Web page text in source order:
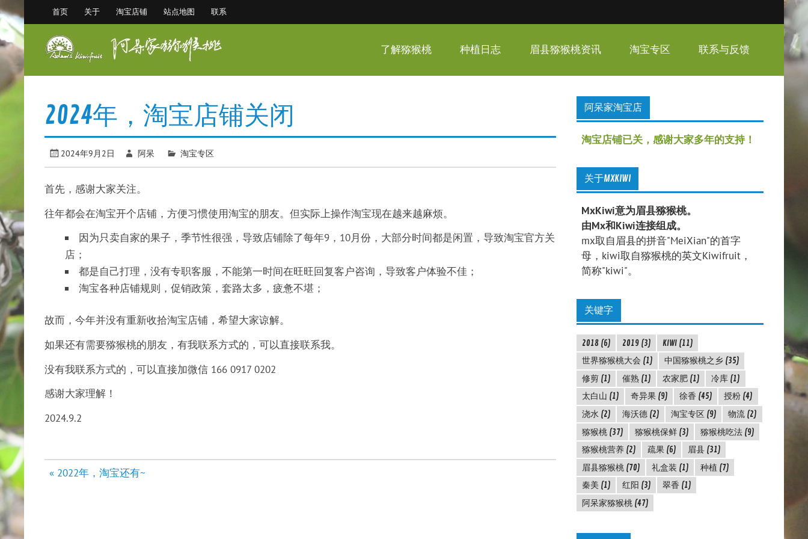
to
content
首页 关于 淘宝店铺 站点地图 联系
阿呆家猕猴桃了解猕猴桃 种植日志 眉县猕猴桃资讯 淘宝专区 联系与反馈
2024年，淘宝店铺关闭
2024年9月2日 阿呆 淘宝专区
首先，感谢大家关注。
往年都会在淘宝开个店铺，方便习惯使用淘宝的朋友。但实际上操作淘宝现在越来越麻烦。
因为只卖自家的果子，季节性很强，导致店铺除了每年9，10月份，大部分时间都是闲置，导致淘宝官方关
店；
都是自己打理，没有专职客服，不能第一时间在旺旺回复客户咨询，导致客户体验不佳；
淘宝各种店铺规则，促销政策，套路太多，疲惫不堪；
故而，今年并没有重新收拾淘宝店铺，希望大家谅解。
如果还有需要猕猴桃的朋友，有我联系方式的，可以直接联系我。
没有我联系方式的，可以直接加微信 166 0917 0202
感谢大家理解！
2024.9.2
文
« 2022年，淘宝还有~
阿呆家淘宝店
淘宝店铺已关，感谢大家多年的支持！
关于MXKIWI
MxKiwi意为眉县猕猴桃。
由Mx和Kiwi连接组成。
mx取自眉县的拼音"MeiXian"的首字
母，kiwi取自猕猴桃的英文Kiwifruit，
简称"kiwi"。
关键字
2018(6) 2019(3) KIWI(11)
世界猕猴桃大会 (1) 中国猕猴桃之乡(35)
修剪(1) 催熟(1) 农家肥(1) 冷库 (1)
太白山 (1) 奇异果 (9) 徐香 (45) 授粉 (4)
浇水(2) 海沃德(2) 淘宝专区(9) 物流 (2)
猕猴桃(37) 猕猴桃保鲜(3) 猕猴桃吃法(9)
猕猴桃营养(2) 疏果 (6) 眉县(31)
眉县猕猴桃(70) 礼盒装 (1) 种植 (7)
秦美 (1) 红阳 (3) 翠香 (1)
阿呆家猕猴桃(47)